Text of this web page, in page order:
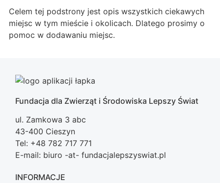
Celem tej podstrony jest opis wszystkich ciekawych
miejsc w tym mieście i okolicach. Dlatego prosimy o
pomoc w dodawaniu miejsc.
Fundacja dla Zwierząt i Środowiska Lepszy Świat
ul. Zamkowa 3 abc
43-400 Cieszyn
Tel: +48 782 717 771
E-mail: biuro -at- fundacjalepszyswiat.pl
INFORMACJE